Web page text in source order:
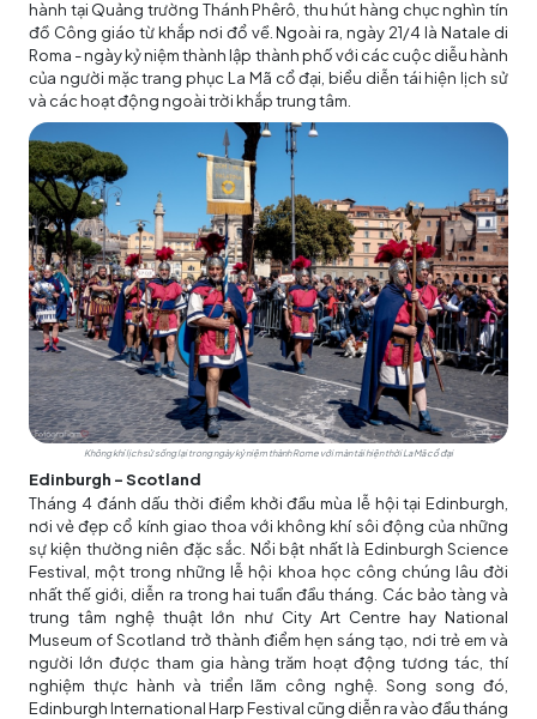
hành tại Quảng trường Thánh Phêrô, thu hút hàng chục nghìn tín
đồ Công giáo từ khắp nơi đổ về. Ngoài ra, ngày 21/4 là Natale di
Roma - ngày kỷ niệm thành lập thành phố với các cuộc diễu hành
của người mặc trang phục La Mã cổ đại, biểu diễn tái hiện lịch sử
và các hoạt động ngoài trời khắp trung tâm.
Không khí lịch sử sống lại trong ngày kỷ niệm thành Rome với màn tái hiện thời La Mã cổ đại
Edinburgh - Scotland
Tháng 4 đánh dấu thời điểm khởi đầu mùa lễ hội tại Edinburgh,
nơi vẻ đẹp cổ kính giao thoa với không khí sôi động của những
sự kiện thường niên đặc sắc. Nổi bật nhất là Edinburgh Science
Festival, một trong những lễ hội khoa học công chúng lâu đời
nhất thế giới, diễn ra trong hai tuần đầu tháng. Các bảo tàng và
trung tâm nghệ thuật lớn như City Art Centre hay National
Museum of Scotland trở thành điểm hẹn sáng tạo, nơi trẻ em và
người lớn được tham gia hàng trăm hoạt động tương tác, thí
nghiệm thực hành và triển lãm công nghệ. Song song đó,
Edinburgh International Harp Festival cũng diễn ra vào đầu tháng